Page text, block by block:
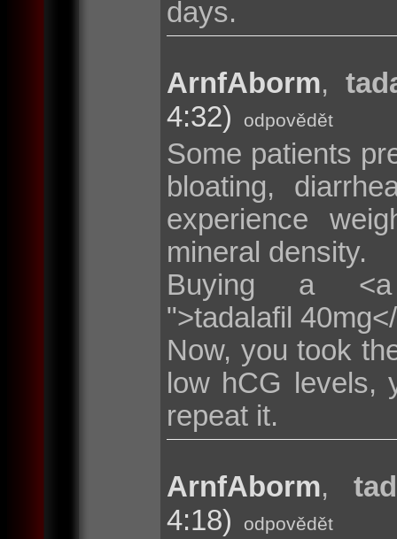
days.
ArnfAborm,
4:32)
odpovědět
Some patients
bloating,
experience
mineral density.
Buying a <a
">tadalafil
Now, you took
low hCG levels,
repeat it.
ArnfAborm,
4:18)
odpovědět